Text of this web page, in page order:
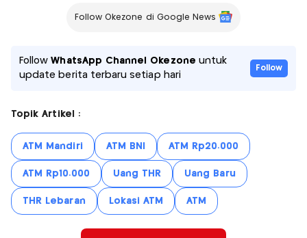
Follow Okezone di Google News
FollowWhatsApp Channel Okezone untuk
update berita terbaru setiap hari
Follow
Topik Artikel :
ATM Mandiri ATM BNI ATM Rp20.000
ATM Rp10.000 Uang THR Uang Baru
THR Lebaran Lokasi ATM ATM